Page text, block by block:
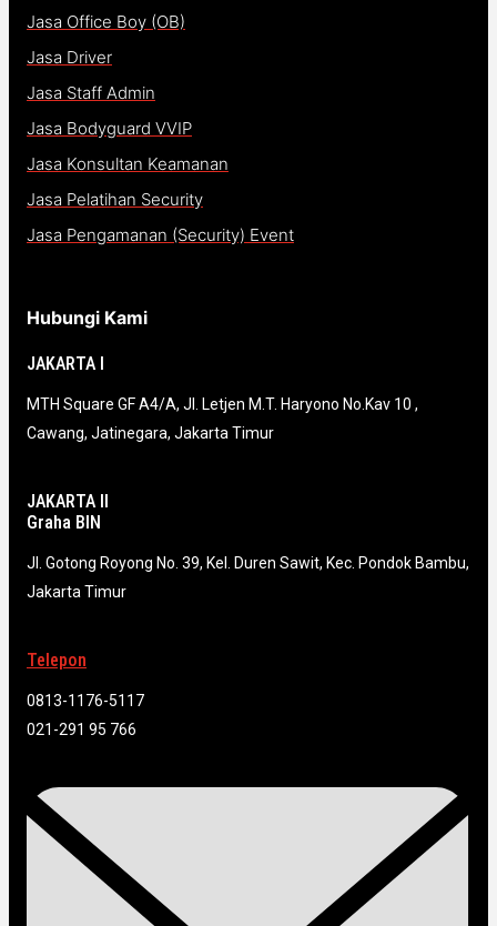
Jasa Office Boy (OB)
Jasa Driver
Jasa Staff Admin
Jasa Bodyguard VVIP
Jasa Konsultan Keamanan
Jasa Pelatihan Security
Jasa Pengamanan (Security) Event
Hubungi Kami
JAKARTA I
MTH Square GF A4/A, Jl. Letjen M.T. Haryono No.Kav 10 ,
Cawang, Jatinegara, Jakarta Timur
JAKARTA II
Graha BIN
Jl. Gotong Royong No. 39, Kel. Duren Sawit, Kec. Pondok Bambu,
Jakarta Timur
Telepon
0813-1176-5117
021-291 95 766